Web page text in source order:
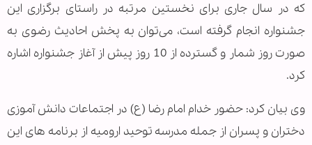
که در سال جاری برای نخستین مرتبه در راستای برگزاری این
جشنواره انجام گرفته است، می‌توان به پخش احادیث رضوی به
صورت روز شمار و گسترده از 10 روز پیش از آغاز جشنواره اشاره
کرد.
وی بيان کرد: حضور خدام امام رضا (ع) در اجتماعات دانش آموزی
دختران و پسران از جمله مدرسه توحید ارومیه از برنامه های این